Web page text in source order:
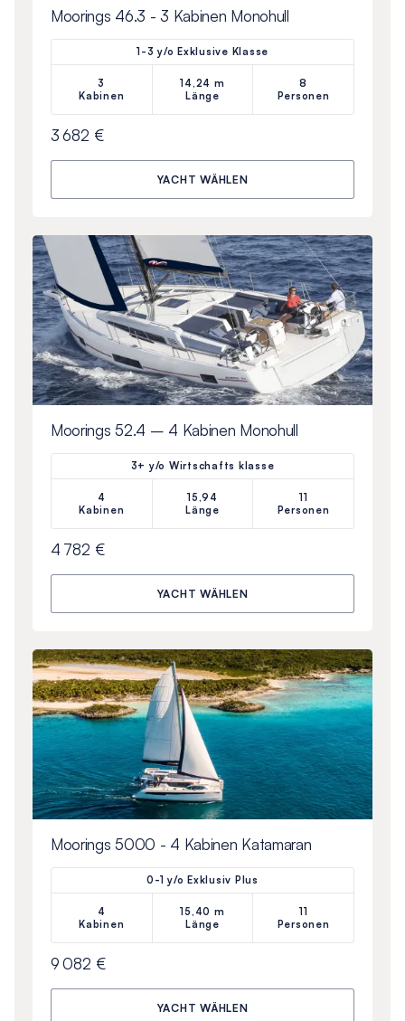
Moorings 46.3 - 3 Kabinen Monohull
1-3 y/o Exklusive Klasse
3
Kabinen
14,24 m
Länge
8
Personen
3 682 €
YACHT WÄHLEN
Moorings 52.4 – 4 Kabinen Monohull
3+ y/o Wirtschafts klasse
4
Kabinen
15,94
Länge
11
Personen
4 782 €
YACHT WÄHLEN
Moorings 5000 - 4 Kabinen Katamaran
0-1 y/o Exklusiv Plus
4
Kabinen
15,40 m
Länge
11
Personen
9 082 €
YACHT WÄHLEN